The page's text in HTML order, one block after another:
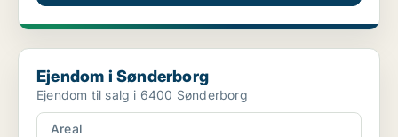
Ejendom i Sønderborg
Ejendom i Sønderborg
Ejendom til salg i 6400 Sønderborg
Areal